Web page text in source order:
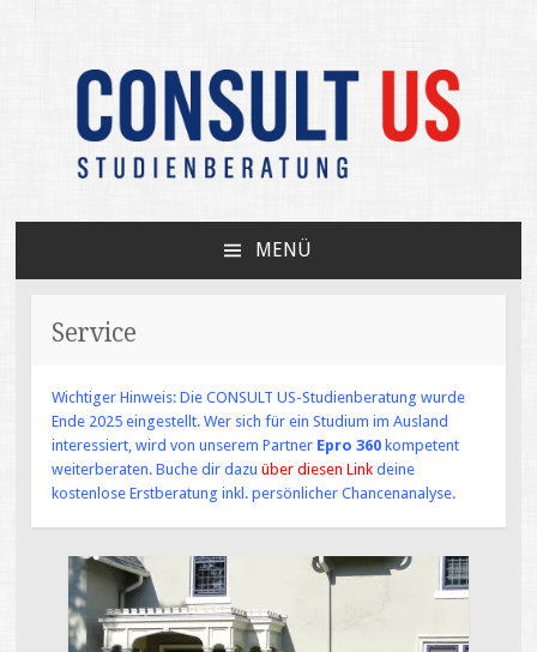
CONSULT US
Your independent expert on US college
admissions
MENÜ
SPRINGEN
Service
Wichtiger Hinweis: Die CONSULT US-Studienberatung wurde
Ende 2025 eingestellt. Wer sich für ein Studium im Ausland
interessiert, wird von unserem Partner Epro 360 kompetent
weiterberaten. Buche dir dazuüber diesen Link deine
kostenlose Erstberatung inkl. persönlicher Chancenanalyse.